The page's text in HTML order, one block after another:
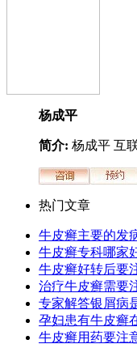
杨成平
简介: 杨成平 互
热门文章
牛皮癣主要的发
牛皮癣专科哪家
牛皮癣好转后要
治疗牛皮癣需要
专家解答银屑病
孕妇患有牛皮癣
牛皮癣用药要注